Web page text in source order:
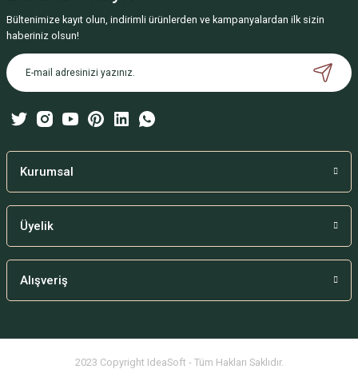
Ürün resmi kalitesiz, bozuk veya görüntülenemiyor.
Ürün açıklamasında eksik bilgiler bulunuyor.
Ürün bilgilerinde hatalar bulunuyor.
Bu ürüne benzer farklı alternatifler olmalı.
Bültenimize kayıt olun, indirimli ürünlerden ve kampanyalardan ilk sizin
haberiniz olsun!
Kurumsal
Üyelik
Alışveriş
2023 Copyright IdeaSoft - Tüm Hakları Saklıdır.